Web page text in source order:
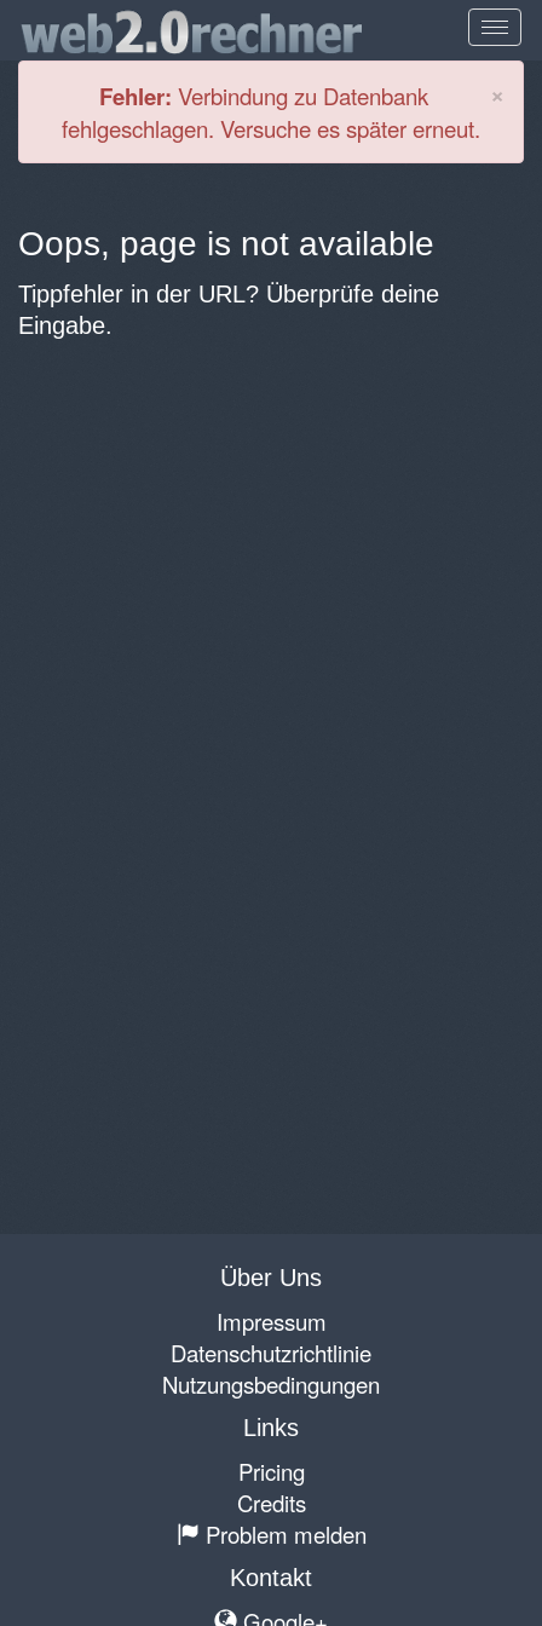
×
Fehler: Verbindung zu Datenbank
fehlgeschlagen. Versuche es später erneut.
Oops, page is not available
Tippfehler in der URL? Überprüfe deine
Eingabe.
Über Uns
Impressum
Datenschutzrichtlinie
Nutzungsbedingungen
Links
Pricing
Credits
Problem melden
Kontakt